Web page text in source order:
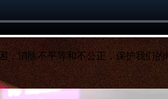
消除不平等和不公正，保护我们的